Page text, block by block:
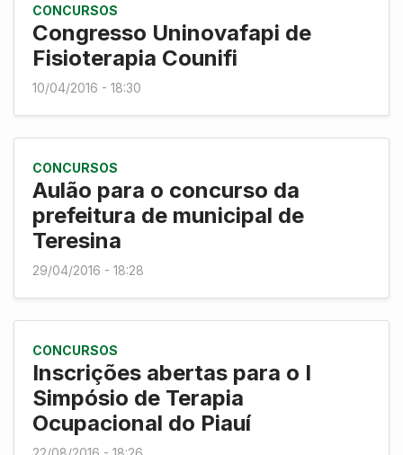
CONCURSOS
Congresso Uninovafapi de
Fisioterapia Counifi
10/04/2016 - 18:30
CONCURSOS
Aulão para o concurso da
prefeitura de municipal de
Teresina
29/04/2016 - 18:28
CONCURSOS
Inscrições abertas para o I
Simpósio de Terapia
Ocupacional do Piauí